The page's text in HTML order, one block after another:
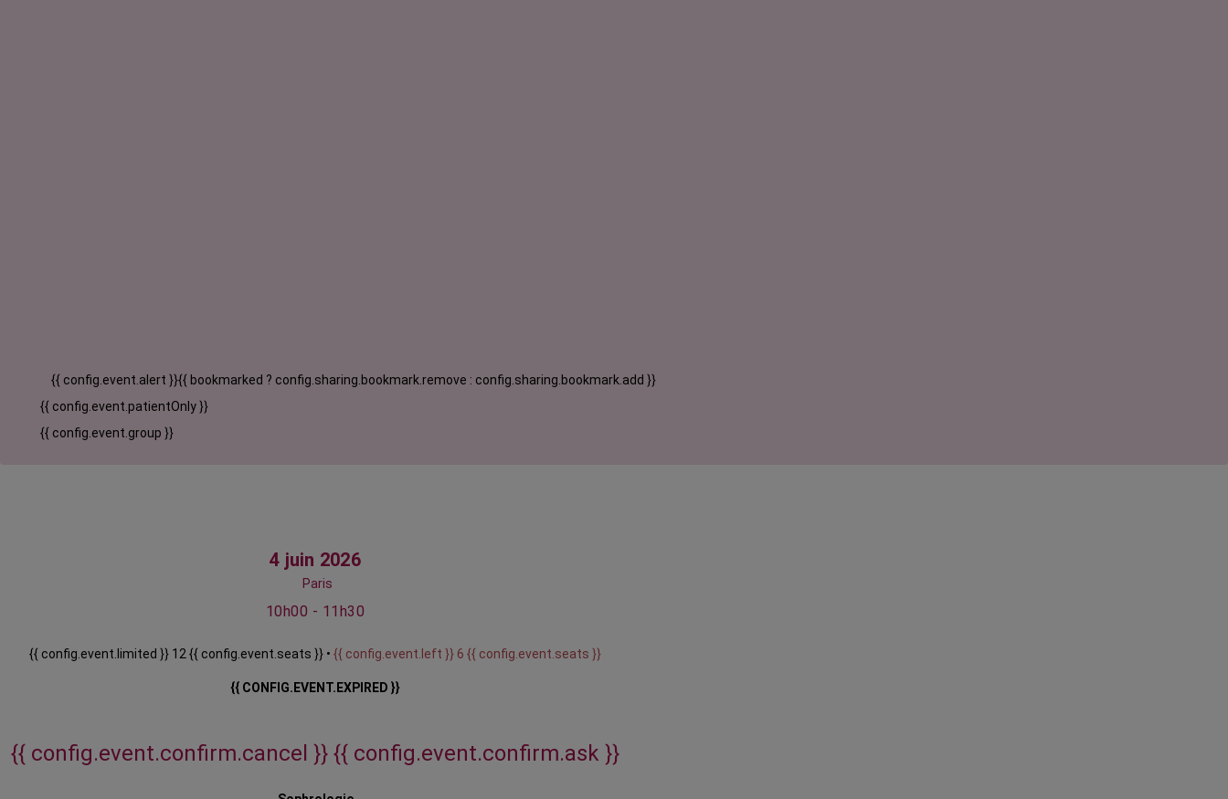
{{ config.event.alert }}{{ bookmarked ? config.sharing.bookmark.remove : config.sharing.bookmark.add }}
{{ config.event.patientOnly }}
{{ config.event.group }}
4 juin 2026
Paris
10h00 - 11h30
{{ config.event.limited }} 12 {{ config.event.seats }} • {{ config.event.left }} 6 {{ config.event.seats }}
{{ CONFIG.EVENT.EXPIRED }}
{{ config.event.confirm.cancel }} {{ config.event.confirm.ask }}